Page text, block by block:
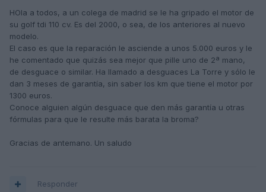
HOla a todos, a un colega de madrid se le ha gripado el motor de
su golf tdi 110 cv. Es del 2000, o sea, de los anteriores al nuevo
modelo.
El caso es que la reparación le asciende a unos 5.000 euros y le
he comentado que quizás sea mejor que pille uno de 2ª mano,
de desguace o similar. Ha llamado a desguaces La Torre y sólo le
dan 3 meses de garantía, sin saber los km que tiene el motor por
1300 euros.
Conoce alguien algún desguace que den más garantía u otras
fórmulas para que le resulte más barata la broma?
Gracias de antemano. Un saludo
Responder